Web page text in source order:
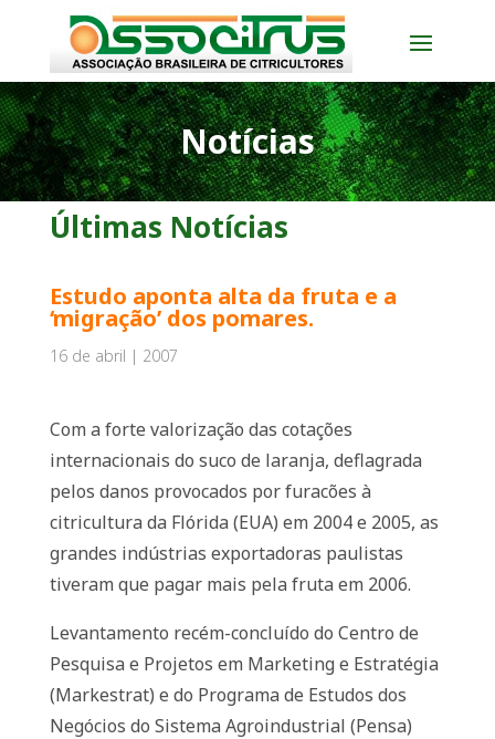
Notícias
Últimas Notícias
Estudo aponta alta da fruta e a
‘migração’ dos pomares.
16 de abril | 2007
Com a forte valorização das cotações
internacionais do suco de laranja, deflagrada
pelos danos provocados por furacões à
citricultura da Flórida (EUA) em 2004 e 2005, as
grandes indústrias exportadoras paulistas
tiveram que pagar mais pela fruta em 2006.
Levantamento recém-concluído do Centro de
Pesquisa e Projetos em Marketing e Estratégia
(Markestrat) e do Programa de Estudos dos
Negócios do Sistema Agroindustrial (Pensa)